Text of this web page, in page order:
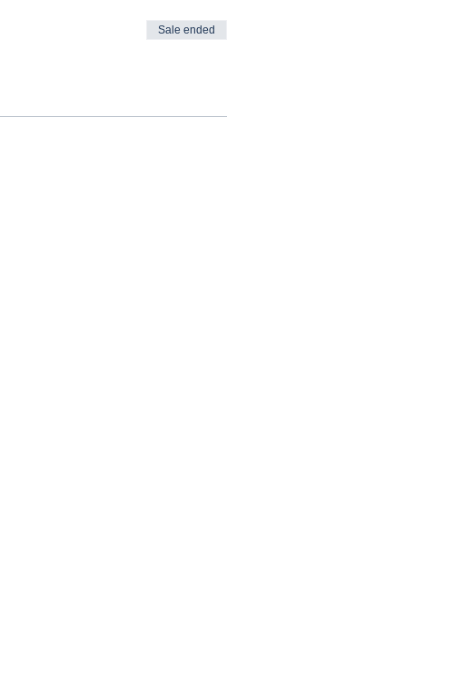
Sale ended